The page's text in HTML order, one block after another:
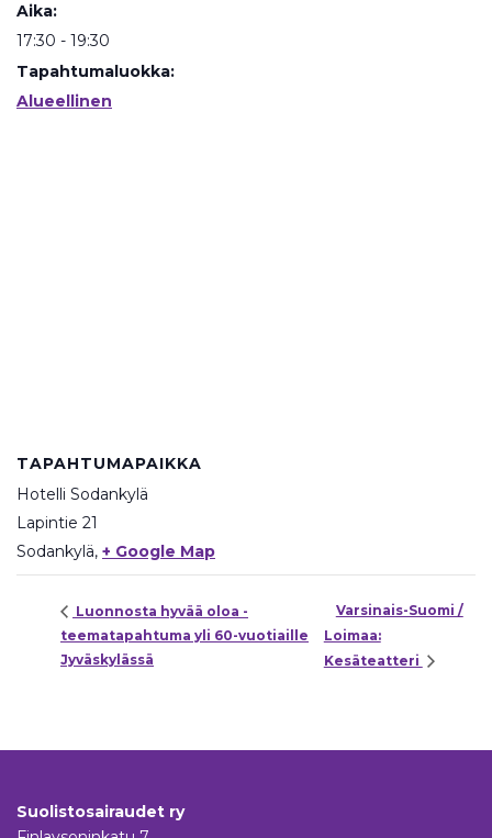
Aika:
17:30 - 19:30
Tapahtumaluokka:
Alueellinen
TAPAHTUMAPAIKKA
Hotelli Sodankylä
Lapintie 21
Sodankylä, + Google Map
Luonnosta hyvää oloa -
teematapahtuma yli 60-vuotiaille
Jyväskylässä
Varsinais-Suomi /
Loimaa:
Kesäteatteri
Suolistosairaudet ry